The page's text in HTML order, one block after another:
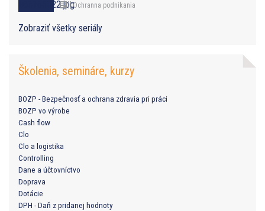
Ochranna podnikania
Zobraziť všetky seriály
Školenia, semináre, kurzy
BOZP - Bezpečnosť a ochrana zdravia pri práci
BOZP vo výrobe
Cash flow
Clo
Clo a logistika
Controlling
Dane a účtovníctvo
Doprava
Dotácie
DPH - Daň z pridanej hodnoty